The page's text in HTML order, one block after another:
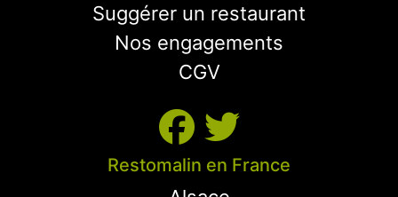
Suggérer un restaurant
Nos engagements
CGV
Restomalin en France